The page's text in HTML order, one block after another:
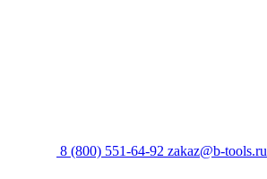
8 (800) 551-64-92 zakaz@b-tools.ru